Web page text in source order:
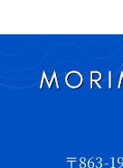
〒863-